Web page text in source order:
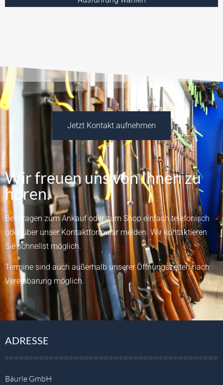
Jetzt Kontakt aufnehmen
Wir freuen uns von Ihnen zu
hören.
Bei Fragen zum Ankauf oder zum Shop einfach telefonisch
oder über unser Kontaktformularmelden.Wir kontaktieren
Sie schnellst möglich.
Termine sind auch außerhalb unserer Öffnungszeiten nach
Vereinbarung möglich.
ADRESSE
Bäurle GmbH